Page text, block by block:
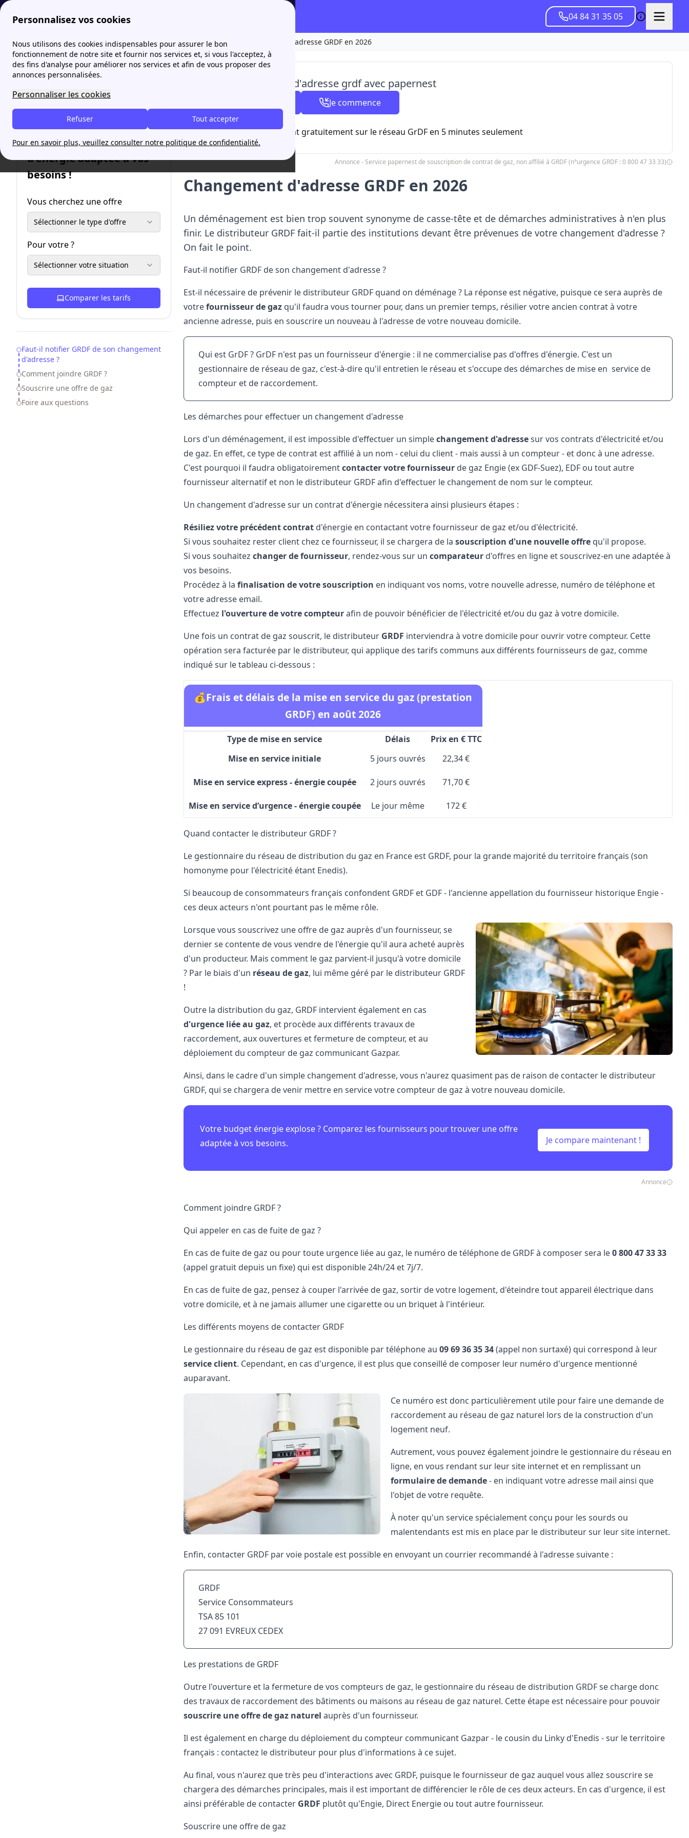
Personnalisez vos cookies
Nous utilisons des cookies indispensables pour assurer le bon
fonctionnement de notre site et fournir nos services et, si vous l'acceptez, à
des fins d'analyse pour améliorer nos services et afin de vous proposer des
annonces personnalisées.
Personnaliser les cookies
Tout accepter
Refuser
Pour en savoir plus, veuillez consulter notre politique de confidentialité.
04 84 31 35 05
Fournisseur-Energie GRDF : missions, contact et tarifs en 2026 Changement d’adresse GRDF en 2026
Trouvez une offre
d'énergie adaptée à vos
besoins !
Vous cherchez une offre
Sélectionner le type d'offre
Pour votre ?
Sélectionner votre situation
Comparer les tarifs
Table of Contents
Faut-il notifier GRDF de son changement
d'adresse ?
Comment joindre GRDF ?
Souscrire une offre de gaz
Foire aux questions
Votre changement d'adresse grdf avec papernest
Je commence
Rappel à partir de 8h00
✔️ Souscrivez un contrat gratuitement sur le réseau GrDF en 5 minutes seulement
Annonce - Service papernest de souscription de contrat de gaz, non affilié à GRDF (n°urgence GRDF : 0 800 47 33 33)
Changement d'adresse GRDF en 2026
Un déménagement est bien trop souvent synonyme de casse-tête et de démarches administratives à n'en plus
finir. Le distributeur GRDFfait-il partie des institutions devant être prévenues de votre changement d'adresse ?
On fait le point.
Faut-il notifier GRDF de son changement d'adresse ?
Est-il nécessaire de prévenir le distributeur GRDF quand on déménage? La réponse est négative, puisque ce sera auprès de
votrefournisseur de gazqu'il faudra vous tourner pour, dans un premier temps, résilier votre ancien contrat à votre
ancienne adresse, puis en souscrire un nouveau à l'adresse de votre nouveau domicile.
Qui est GrDF ? GrDF n'est pas un fournisseur d'énergie : il ne commercialise pas d'offres d'énergie. C'est un
gestionnaire de réseau de gaz, c'est-à-dire qu'il entretien le réseau et s'occupe des démarches de mise en service de
compteur et de raccordement.
Les démarches pour effectuer un changement d'adresse
Lors d'un déménagement, il est impossible d'effectuer un simplechangement d'adressesur vos contrats d'électricité et/ou
de gaz. En effet, ce type de contrat est affilié à un nom - celui du client - mais aussi à un compteur - et donc à une adresse.
C'est pourquoi il faudra obligatoirementcontacter votre fournisseurde gaz Engie (ex GDF-Suez), EDF ou tout autre
fournisseur alternatif et non le distributeur GRDF afin d'effectuer le changement de nom sur le compteur.
Un changement d'adresse sur un contrat d'énergie nécessitera ainsi plusieurs étapes :
Résiliez votre précédent contratd'énergie en contactant votre fournisseur de gaz et/ou d'électricité.
Si vous souhaitez rester client chez ce fournisseur, il se chargera de la souscription d'une nouvelle offrequ'il propose.
Si vous souhaitez changer de fournisseur, rendez-vous sur un comparateurd'offres en ligne et souscrivez-en une adaptée à
vos besoins.
Procédez à la finalisation de votre souscription en indiquant vos noms, votre nouvelle adresse, numéro de téléphoneet
votre adresse email.
Effectuez l'ouverture de votre compteurafin de pouvoir bénéficier de l'électricité et/ou du gaz à votre domicile.
Une fois un contrat de gaz souscrit, le distributeur GRDF interviendra à votre domicile pour ouvrir votre compteur. Cette
opération sera facturée par le distributeur, qui applique des tarifs communs aux différents fournisseurs de gaz, comme
indiqué sur le tableau ci-dessous :
💰Frais et délais de la mise en service du gaz (prestation
GRDF) en août 2026
Type de mise en service Délais
Prix en € TTC
Mise en service initiale
5 jours ouvrés 22,34 €
Mise en service express - énergie coupée 2 jours ouvrés 71,70 €
Mise en service d’urgence - énergie coupée Le jour même 172 €
Quand contacter le distributeur GRDF ?
Le gestionnaire du réseau de distribution du gaz en France est GRDF, pour la grande majorité du territoire français (son
homonyme pour l'électricité étant Enedis).
Si beaucoup de consommateurs français confondent GRDF et GDF - l'ancienne appellation du fournisseur historique Engie -
ces deux acteurs n'ont pourtant pas le même rôle.
Lorsque vous souscrivez une offre de gaz auprès d'un fournisseur, se
dernier se contente de vous vendre de l'énergie qu'il aura acheté auprès
d'un producteur. Mais comment le gaz parvient-il jusqu'à votre domicile
? Par le biais d'un réseau de gaz, lui même géré par le distributeur GRDF
!
Outre la distribution du gaz, GRDF intervient également en cas
d'urgence liée au gaz, et procède aux différents travaux de
raccordement, aux ouvertures et fermeture de compteur, et au
déploiement du compteur de gaz communicant Gazpar.
Ainsi, dans le cadre d'un simple changement d'adresse, vous n'aurez quasiment pas de raison de contacter le distributeur
GRDF, qui se chargera de venir mettre en service votre compteur de gaz à votre nouveau domicile.
Votre budget énergie explose ? Comparez les fournisseurs pour trouver une offre
adaptée à vos besoins.
Je compare maintenant !
Annonce
Comment joindre GRDF ?
Qui appeler en cas de fuite de gaz ?
En cas de fuite de gaz ou pour toute urgence liée au gaz, le numéro de téléphone de GRDF à composer sera le0 800 47 33 33
(appel gratuit depuis un fixe) qui est disponible 24h/24 et 7j/7.
En cas de fuite de gaz, pensez à couper l'arrivée de gaz, sortir de votre logement, d'éteindre tout appareil électrique dans
votre domicile, et à ne jamais allumer une cigarette ou un briquet à l'intérieur.
Les différents moyens de contacter GRDF
Le gestionnaire du réseau de gaz est disponible par téléphone au 09​ 69​ 36​ 35​ 34(appel non surtaxé) qui correspond à leur
service client. Cependant, en cas d'urgence, il est plus que conseillé de composer leur numéro d'urgence mentionné
auparavant.
Ce numéro est donc particulièrement utile pour faire une demande de
raccordement au réseau de gaz naturel lors de la construction d'un
logement neuf.
Autrement, vous pouvez également joindre le gestionnaire du réseau en
ligne, en vous rendant sur leur site internet et en remplissant un
formulaire de demande- en indiquant votre adresse mail ainsi que
l'objet de votre requête.
À noter qu'un service spécialement conçu pour les sourds ou
malentendants est mis en place par le distributeur sur leur site internet.
Enfin, contacter GRDF par voie postale est possible en envoyant un courrier recommandé à l'adresse suivante :
GRDF
Service Consommateurs
TSA 85 101
27 091 EVREUX CEDEX
Les prestations de GRDF
Outre l'ouverture et la fermeture de vos compteurs de gaz, le gestionnaire du réseau de distribution GRDF se charge donc
des travaux de raccordement des bâtiments ou maisons au réseau de gaz naturel. Cette étape est nécessaire pour pouvoir
souscrire une offre de gaz naturel auprès d'un fournisseur.
Il est également en charge du déploiement du compteur communicant Gazpar - le cousin du Linky d'Enedis - sur le territoire
français : contactez le distributeur pour plus d'informations à ce sujet.
Au final, vous n'aurez que très peu d'interactions avec GRDF, puisque le fournisseur de gaz auquel vous allez souscrire se
chargera des démarches principales, mais il est important de différencier le rôle de ces deux acteurs. En cas d'urgence, il est
ainsi préférable de contacter GRDF plutôt qu'Engie, Direct Energie ou tout autre fournisseur.
Souscrire une offre de gaz